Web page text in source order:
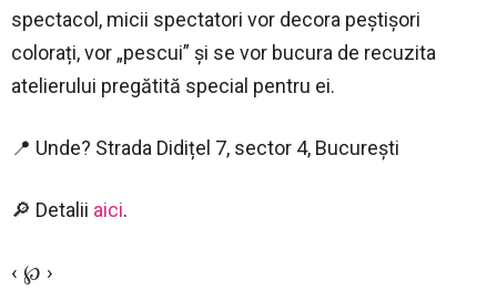
spectacol, micii spectatori vor decora peștișori
colorați, vor „pescui” și se vor bucura de recuzita
atelierului pregătită special pentru ei.
📍 Unde? Strada Didițel 7, sector 4, București
🔎 Detalii aici.
‹ ℘ ›